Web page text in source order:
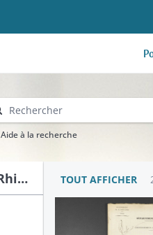
Aide à la recherche
Recensement de la population du Haut-Rhin 1836 TOUT AFFICHER